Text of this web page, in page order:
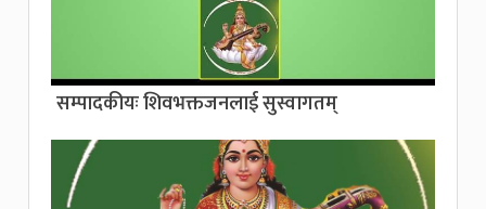
सम्पादकीयः शिवभक्तजनलाई सुस्वागतम्